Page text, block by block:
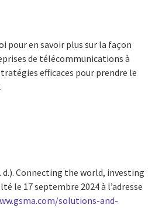
pour en savoir plus sur la façon
de télécommunications à
efficaces pour prendre le
d.). Connecting the world, investing
le 17 septembre 2024 à l’adresse
solutions-and-